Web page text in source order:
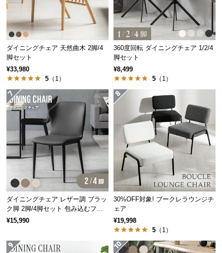
に
つ
い
入
経
路
に
つ
い
返
品・
キ
ャ
セ
ダイニングチェア 天然曲木 2脚/4
脚セット
¥33,980
5 （1）
360度回転 ダイニングチェア 1/2/4
脚セット
¥8,499
5 （1）
ダイニングチェア レザー調 ブラッ
ク脚 2脚/4脚セット 包み込むフォ
ルム
¥15,990
30%OFF対象! ブークレラウンジチ
ェア
¥19,998
5 （1）